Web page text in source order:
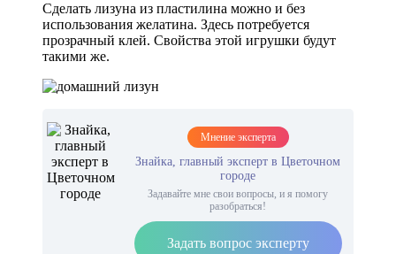
Сделать лизуна из пластилина можно и без
использования желатина. Здесь потребуется
прозрачный клей. Свойства этой игрушки будут
такими же.
Мнение эксперта
Знайка, главный эксперт в Цветочном
городе
Задавайте мне свои вопросы, и я помогу
разобраться!
Задать вопрос эксперту